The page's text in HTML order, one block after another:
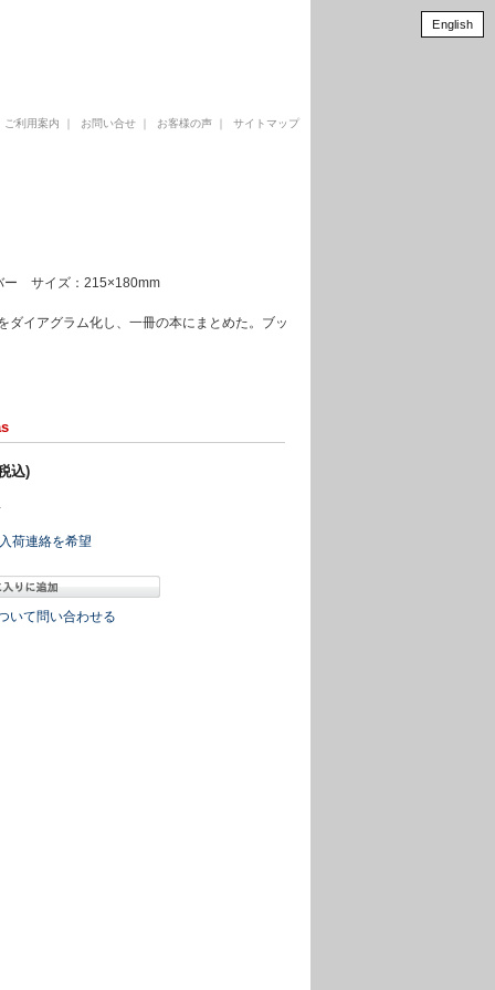
ご利用案内 お問い合せ お客様の声 サイトマップ
サイズ：215×180mm
イアグラム化し、一冊の本にまとめた。ブッ
込)
入荷連絡を希望
いて問い合わせる
English